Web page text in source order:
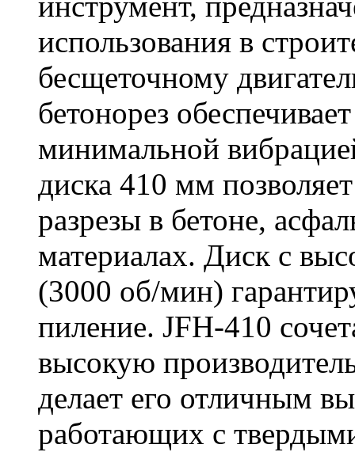
использования в
бесщеточному
бетонорез
минимальной
диска 410 мм
разрезы в бетоне,
материалах. Диск с
(3000 об/мин)
пиление. JFH-410
высокую
делает его отличным
работающих с